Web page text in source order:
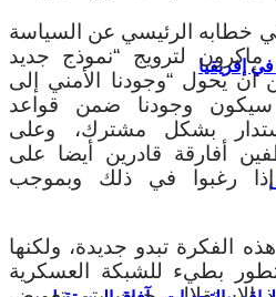
إفريقيا
خطابه الرئيسي عن السياسة
ماكرون لترويج “نموذج جديد
أن يحول “وجودنا الأمني إلى
سيكون وجودنا ضمن قواعد
بشكل مشترك، وعلى
أفارقة قادرين أيضا على
رغبوا في ذلك وبموجب
الفكرة تبدو جديدة، ولكنها
بطيء للشبكة العسكرية